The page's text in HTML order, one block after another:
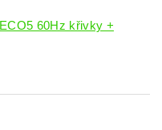
ECO5 60Hz křivky +